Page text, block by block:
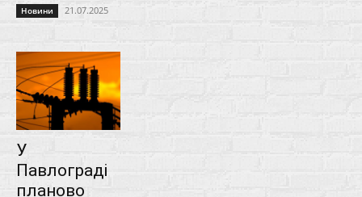
Новини 21.07.2025
У
Павлограді
планово